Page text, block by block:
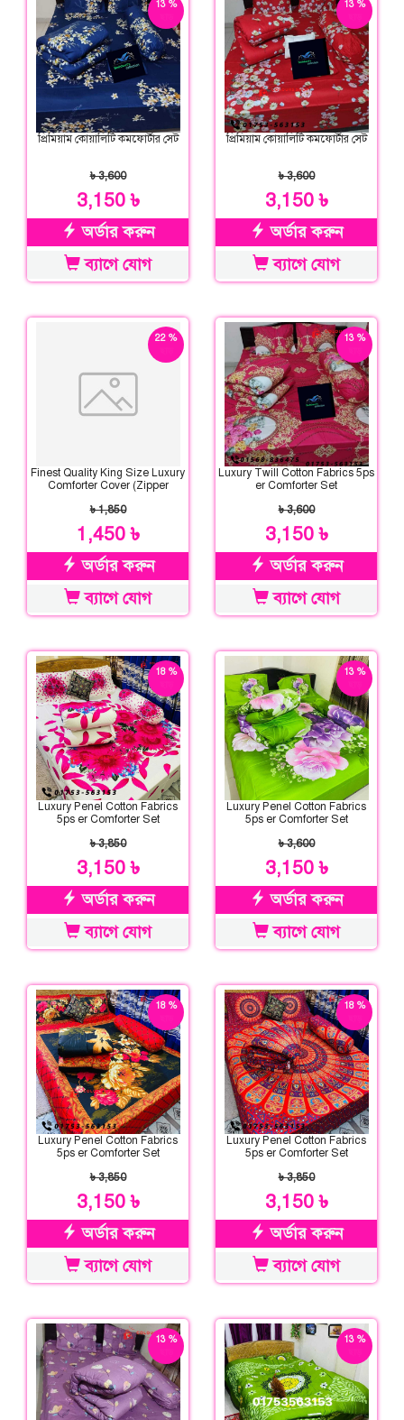
13 %
প্রিমিয়াম কোয়ালিটি কমফোর্টার সেট
৳ 3,600
3,150 ৳
অর্ডার করুন
ব্যাগে যোগ
13 %
প্রিমিয়াম কোয়ালিটি কমফোর্টার সেট
৳ 3,600
3,150 ৳
অর্ডার করুন
ব্যাগে যোগ
22 %
Finest Quality King Size Luxury
Comforter Cover (Zipper
৳ 1,850
1,450 ৳
অর্ডার করুন
ব্যাগে যোগ
13 %
Luxury Twill Cotton Fabrics 5ps
er Comforter Set
৳ 3,600
3,150 ৳
অর্ডার করুন
ব্যাগে যোগ
18 %
Luxury Penel Cotton Fabrics
5ps er Comforter Set
৳ 3,850
3,150 ৳
অর্ডার করুন
ব্যাগে যোগ
13 %
Luxury Penel Cotton Fabrics
5ps er Comforter Set
৳ 3,600
3,150 ৳
অর্ডার করুন
ব্যাগে যোগ
18 %
Luxury Penel Cotton Fabrics
5ps er Comforter Set
৳ 3,850
3,150 ৳
অর্ডার করুন
ব্যাগে যোগ
18 %
Luxury Penel Cotton Fabrics
5ps er Comforter Set
৳ 3,850
3,150 ৳
অর্ডার করুন
ব্যাগে যোগ
13 %
13 %